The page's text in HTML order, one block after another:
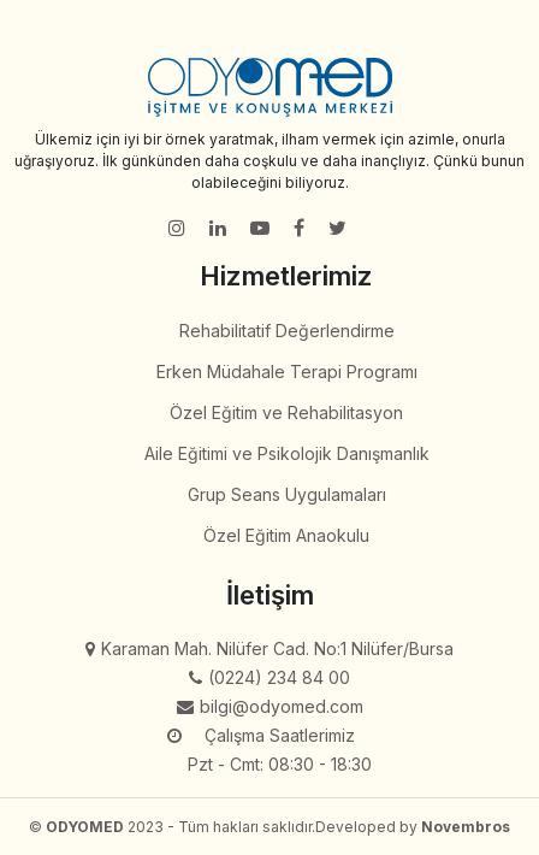
Ülkemiz için iyi bir örnek yaratmak, ilham vermek için azimle, onurla
uğraşıyoruz. İlk günkünden daha coşkulu ve daha inançlıyız. Çünkü bunun
olabileceğini biliyoruz.
Hizmetlerimiz
Rehabilitatif Değerlendirme
Erken Müdahale Terapi Programı
Özel Eğitim ve Rehabilitasyon
Aile Eğitimi ve Psikolojik Danışmanlık
Grup Seans Uygulamaları
Özel Eğitim Anaokulu
İletişim
Karaman Mah. Nilüfer Cad. No:1 Nilüfer/Bursa
(0224) 234 84 00
bilgi@odyomed.com
Çalışma Saatlerimiz
Pzt - Cmt: 08:30 - 18:30